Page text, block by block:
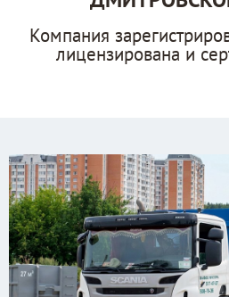
Компания
лицензирована и